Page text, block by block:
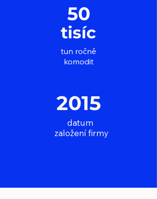
50
tisíc
tun ročně
komodit
2015
datum
založení firmy